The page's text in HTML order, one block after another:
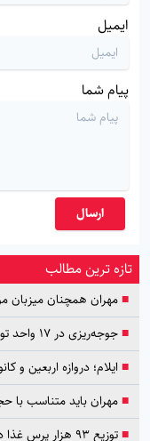
ایمیل
پیام شما
ارسال
تازه ترین مطالب
■مهران همچنان میزبان
■جوجه‌ریزی در ۱۷ واحد تولیدی سیروان انجام شد
■ ایلام؛ دروازه اربعین
■مهران باید متناسب با
■توزیع ۹۳ هزار پرس غذا در مسیر زائران اربعین